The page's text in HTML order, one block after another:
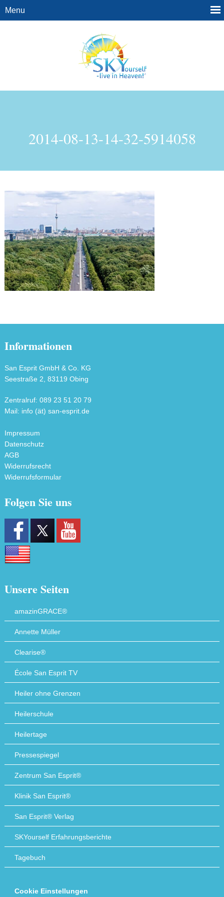
2014-08-13-14-32-5914058
Informationen
San Esprit GmbH & Co. KG
Seestraße 2, 83119 Obing
Zentralruf: 089 23 51 20 79
Mail: info (ät) san-esprit.de
Impressum
Datenschutz
AGB
Widerrufsrecht
Widerrufsformular
Folgen Sie uns
Unsere Seiten
amazinGRACE®
Annette Müller
Clearise®
École San Esprit TV
Heiler ohne Grenzen
Heilerschule
Heilertage
Pressespiegel
Zentrum San Esprit®
Klinik San Esprit®
San Esprit® Verlag
SKYourself Erfahrungsberichte
Tagebuch
Cookie Einstellungen